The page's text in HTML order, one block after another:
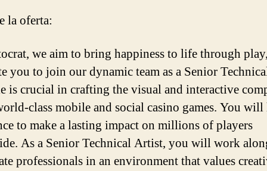
la oferta:
we aim to bring happiness to life through
you to join our dynamic team as a Senior
is crucial in crafting the visual and interactive
class mobile and social casino games. You will
to make a lasting impact on millions of players
As a Senior Technical Artist, you will work
professionals in an environment that values